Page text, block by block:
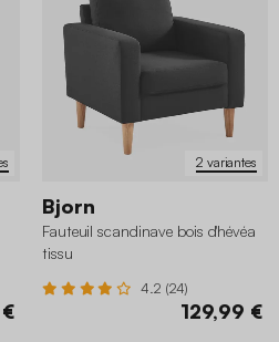
2 variantes
Bjorn
Fauteuil scandinave bois d'hévéa
tissu
4.2 (24)
129,99 €